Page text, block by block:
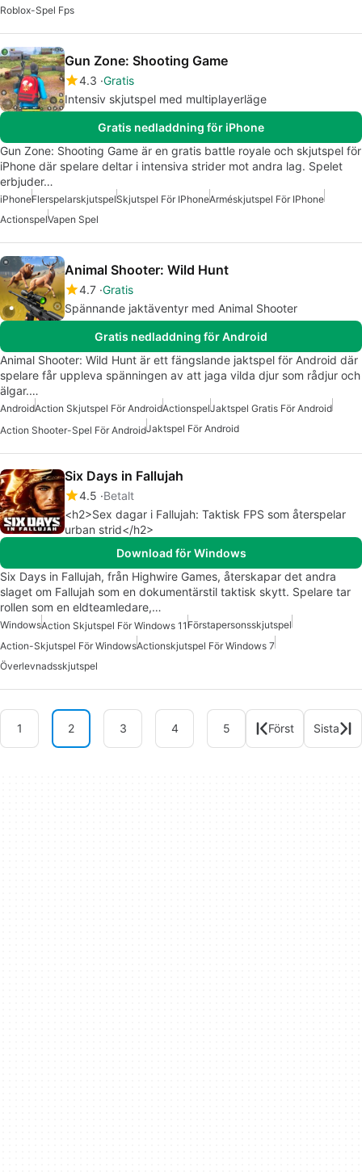
Roblox-Spel Fps
Gun Zone: Shooting Game
4.3 Gratis
Intensiv skjutspel med multiplayerläge
Gratis nedladdning för iPhone
Gun Zone: Shooting Game är en gratis battle royale och skjutspel för
iPhone där spelare deltar i intensiva strider mot andra lag. Spelet
erbjuder…
iPhoneFlerspelarskjutspelSkjutspel För IPhoneArméskjutspel För IPhone
ActionspelVapen Spel
Animal Shooter: Wild Hunt
4.7 Gratis
Spännande jaktäventyr med Animal Shooter
Gratis nedladdning för Android
Animal Shooter: Wild Hunt är ett fängslande jaktspel för Android där
spelare får uppleva spänningen av att jaga vilda djur som rådjur och
älgar.…
AndroidAction Skjutspel För AndroidActionspelJaktspel Gratis För Android
Action Shooter-Spel För AndroidJaktspel För Android
Six Days in Fallujah
4.5 Betalt
<h2>Sex dagar i Fallujah: Taktisk FPS som återspelar
urban strid</h2>
Download för Windows
Six Days in Fallujah, från Highwire Games, återskapar det andra
slaget om Fallujah som en dokumentärstil taktisk skytt. Spelare tar
rollen som en eldteamledare,…
WindowsAction Skjutspel För Windows 11 Förstapersonsskjutspel
Action-Skjutspel För WindowsActionskjutspel För Windows 7
Överlevnadsskjutspel
1 2 3 4 5 Först Sista